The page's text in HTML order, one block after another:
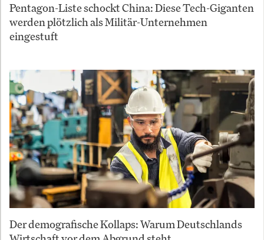
Pentagon-Liste schockt China: Diese Tech-Giganten
werden plötzlich als Militär-Unternehmen
eingestuft
Der demografische Kollaps: Warum Deutschlands